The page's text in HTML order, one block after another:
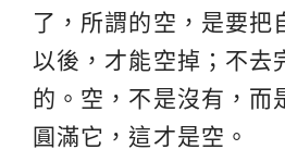
了，所謂的空，是要把
以後，才能空掉；不去
的。空，不是沒有，而
圓滿它，這才是空。